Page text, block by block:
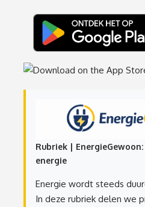
Rubriek |
energie
Energie wordt steeds
In deze rubriek delen we